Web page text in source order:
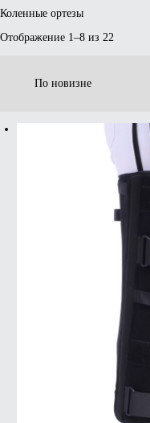
Коленные ортезы
Отображение 1–8 из 22